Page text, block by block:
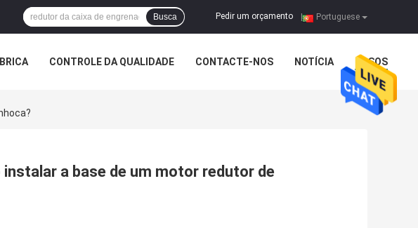
Portuguese
Pedir um orçamento |
Busca
CONTROLE DA QUALIDADE CONTACTE-NOS NOTÍCIA CASOS
a base de um motor redutor de